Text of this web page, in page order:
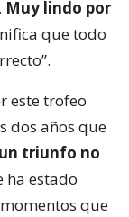
Muy lindo por
que todo
este trofeo
dos años que
triunfo no
ha estado
que